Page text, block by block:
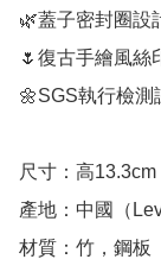
🌿蓋子密封圈設
🌷復古手繪風絲
🌼SGS執行檢測
尺寸：高
產地：中國（
材質：竹，鋼板